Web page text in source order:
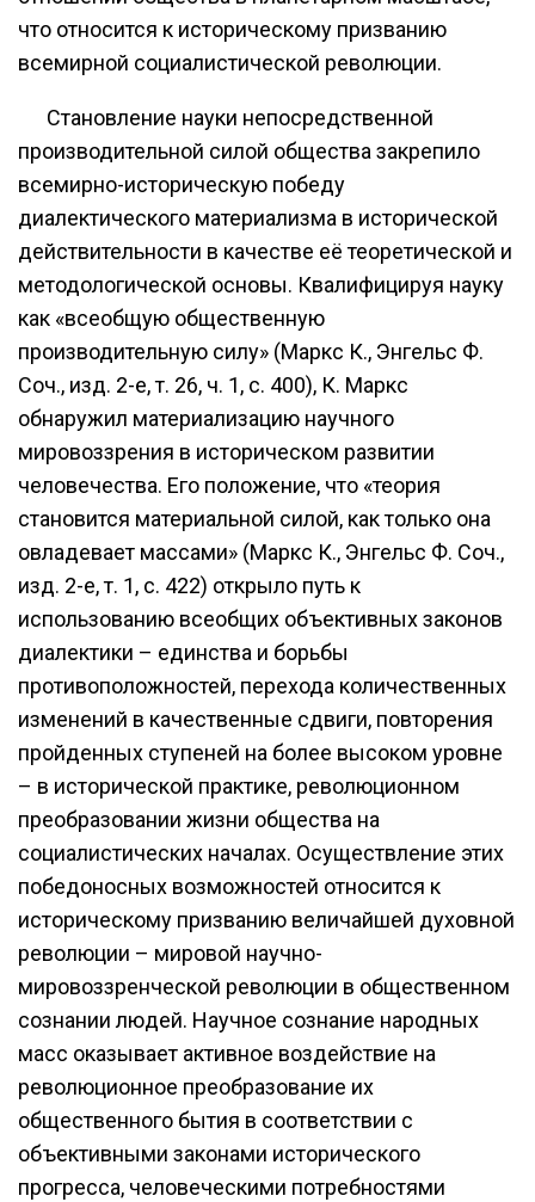
что относится к историческому призванию
всемирной социалистической революции.
Становление науки непосредственной
производительной силой общества закрепило
всемирно-историческую победу
диалектического материализма в исторической
действительности в качестве её теоретической и
методологической основы. Квалифицируя науку
как «всеобщую общественную
производительную силу» (Маркс К., Энгельс Ф.
Соч., изд. 2-е, т. 26, ч. 1, с. 400), К. Маркс
обнаружил материализацию научного
мировоззрения в историческом развитии
человечества. Его положение, что «теория
становится материальной силой, как только она
овладевает массами» (Маркс К., Энгельс Ф. Соч.,
изд. 2-е, т. 1, с. 422) открыло путь к
использованию всеобщих объективных законов
диалектики – единства и борьбы
противоположностей, перехода количественных
изменений в качественные сдвиги, повторения
пройденных ступеней на более высоком уровне
– в исторической практике, революционном
преобразовании жизни общества на
социалистических началах. Осуществление этих
победоносных возможностей относится к
историческому призванию величайшей духовной
революции – мировой научно-
мировоззренческой революции в общественном
сознании людей. Научное сознание народных
масс оказывает активное воздействие на
революционное преобразование их
общественного бытия в соответствии с
объективными законами исторического
прогресса, человеческими потребностями